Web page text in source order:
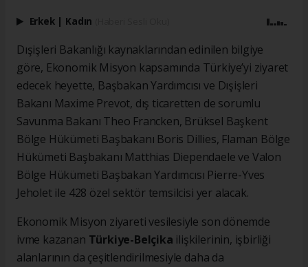
Erkek | Kadın
Dışişleri Bakanlığı kaynaklarından edinilen bilgiye
göre, Ekonomik Misyon kapsamında Türkiye’yi ziyaret
edecek heyette, Başbakan Yardımcısı ve Dışişleri
Bakanı Maxime Prevot, dış ticaretten de sorumlu
Savunma Bakanı Theo Francken, Brüksel Başkent
Bölge Hükümeti Başbakanı Boris Dillies, Flaman Bölge
Hükümeti Başbakanı Matthias Diependaele ve Valon
Bölge Hükümeti Başbakan Yardımcısı Pierre-Yves
Jeholet ile 428 özel sektör temsilcisi yer alacak.
Ekonomik Misyon ziyareti vesilesiyle son dönemde
ivme kazanan Türkiye-Belçika ilişkilerinin, işbirliği
alanlarının da çeşitlendirilmesiyle daha da